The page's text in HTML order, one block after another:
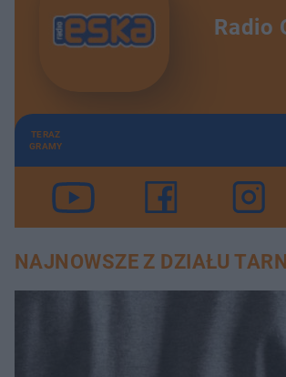
Radio
TERAZ
GRAMY
NAJNOWSZE Z DZIAŁU